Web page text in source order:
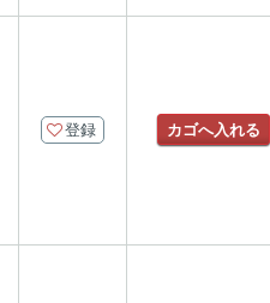
登録 カゴへ入れる